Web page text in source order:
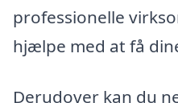
professionelle
hjælpe med at få
Derudover kan du